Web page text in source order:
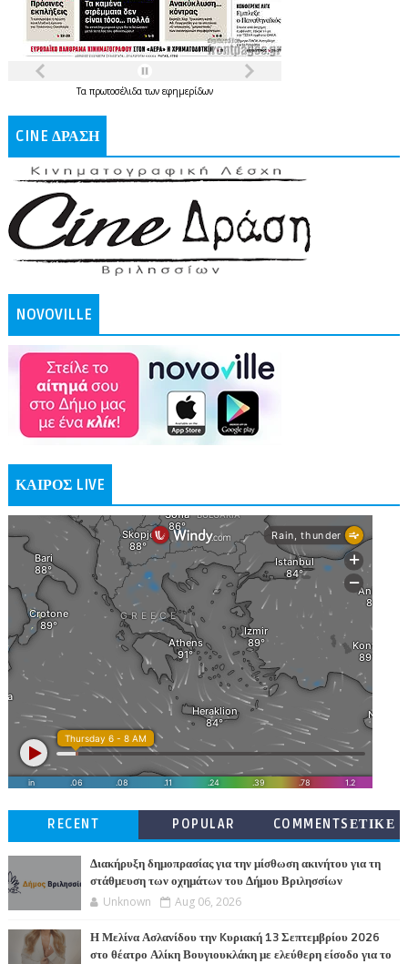
Τα πρωτοσέλιδατων εφημερίδων
CINE ΔΡΑΣΗ
NOVOVILLE
ΚΑΙΡΟΣ LIVE
RECENT POPULAR
COMMENTSΕΤΙΚΕ
Διακήρυξη δημοπρασίας για την μίσθωση ακινήτου για τη
στάθμευση των οχημάτων του Δήμου Βριλησσίων
Unknown Aug 06, 2026
Η Μελίνα Ασλανίδου την Kυριακή 13 Σεπτεμβρίου 2026
στο θέατρο Αλίκη Βουγιουκλάκη με ελεύθερη είσοδο για το